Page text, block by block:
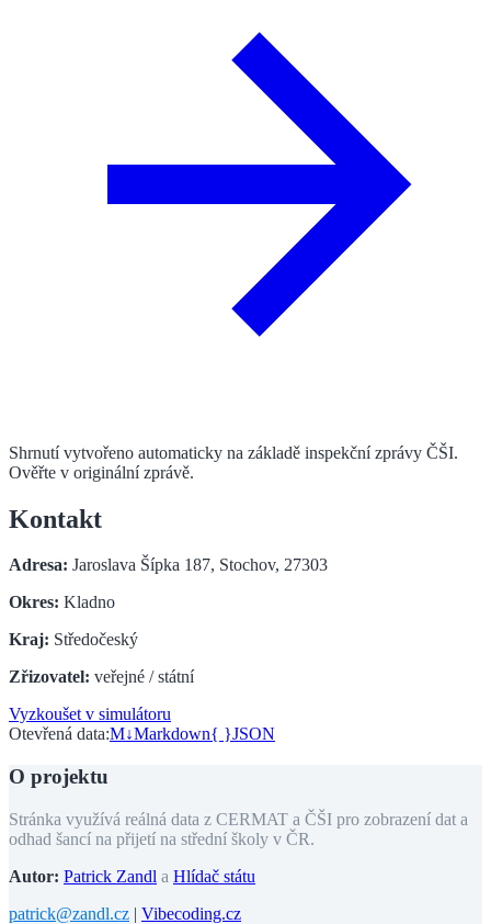
Shrnutí vytvořeno automaticky na základě inspekční zprávy ČŠI.
Ověřte v originální zprávě.
Kontakt
Adresa: Jaroslava Šípka 187, Stochov, 27303
Okres: Kladno
Kraj: Středočeský
Zřizovatel: veřejné / státní
Vyzkoušet v simulátoru
Otevřená data:M↓Markdown{ }JSON
O projektu
Stránka využívá reálná data z CERMAT a ČŠI pro zobrazení dat a
odhad šancí na přijetí na střední školy v ČR.
Autor: Patrick Zandl a Hlídač státu
patrick@zandl.cz | Vibecoding.cz